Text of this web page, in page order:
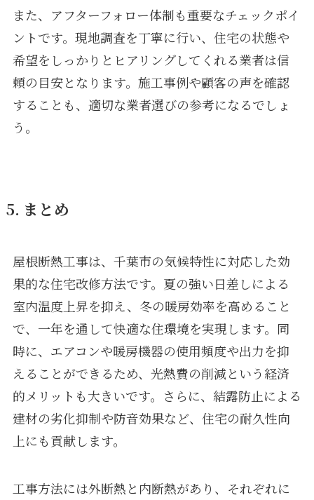
また、アフターフォロー体制も重要なチェックポイ
ントです。現地調査を丁寧に行い、住宅の状態や
希望をしっかりとヒアリングしてくれる業者は信
頼の目安となります。施工事例や顧客の声を確認
することも、適切な業者選びの参考になるでしょ
う。
5. まとめ
屋根断熱工事は、千葉市の気候特性に対応した効
果的な住宅改修方法です。夏の強い日差しによる
室内温度上昇を抑え、冬の暖房効率を高めること
で、一年を通して快適な住環境を実現します。同
時に、エアコンや暖房機器の使用頻度や出力を抑
えることができるため、光熱費の削減という経済
的メリットも大きいです。さらに、結露防止による
建材の劣化抑制や防音効果など、住宅の耐久性向
上にも貢献します。
工事方法には外断熱と内断熱があり、それぞれに